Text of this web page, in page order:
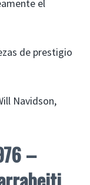
el
de prestigio
Navidson,
–